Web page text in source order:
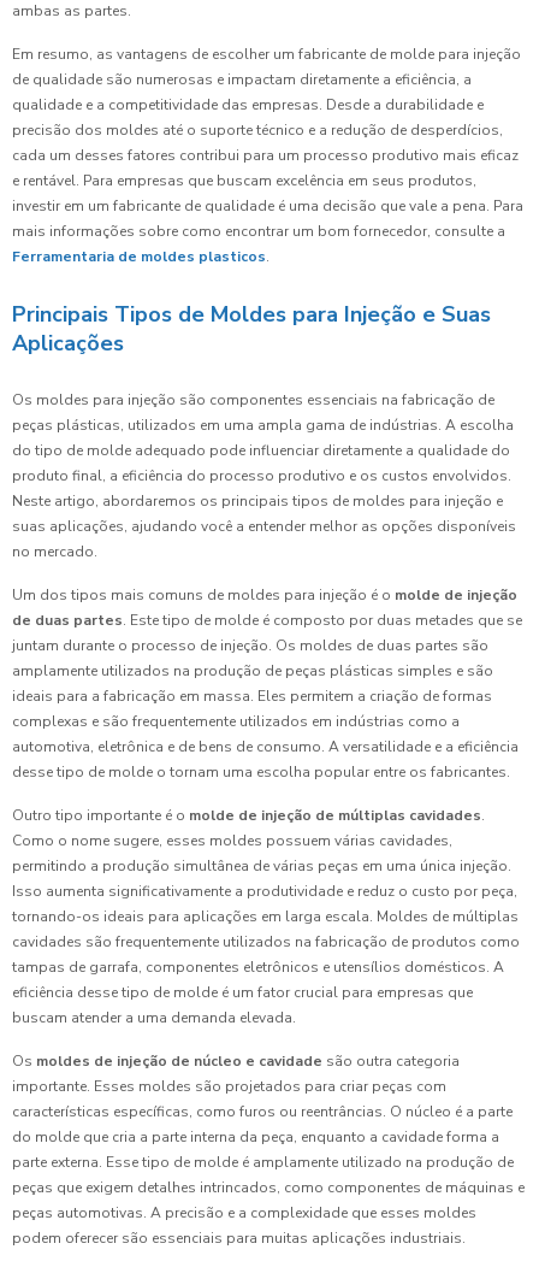
ambas as partes.
Em resumo, as vantagens de escolher um fabricante de molde para injeção
de qualidade são numerosas e impactam diretamente a eficiência, a
qualidade e a competitividade das empresas. Desde a durabilidade e
precisão dos moldes até o suporte técnico e a redução de desperdícios,
cada um desses fatores contribui para um processo produtivo mais eficaz
e rentável. Para empresas que buscam excelência em seus produtos,
investir em um fabricante de qualidade é uma decisão que vale a pena. Para
mais informações sobre como encontrar um bom fornecedor, consulte a
Ferramentaria de moldes plasticos.
Principais Tipos de Moldes para Injeção e Suas
Aplicações
Os moldes para injeção são componentes essenciais na fabricação de
peças plásticas, utilizados em uma ampla gama de indústrias. A escolha
do tipo de molde adequado pode influenciar diretamente a qualidade do
produto final, a eficiência do processo produtivo e os custos envolvidos.
Neste artigo, abordaremos os principais tipos de moldes para injeção e
suas aplicações, ajudando você a entender melhor as opções disponíveis
no mercado.
Um dos tipos mais comuns de moldes para injeção é o molde de injeção
de duas partes. Este tipo de molde é composto por duas metades que se
juntam durante o processo de injeção. Os moldes de duas partes são
amplamente utilizados na produção de peças plásticas simples e são
ideais para a fabricação em massa. Eles permitem a criação de formas
complexas e são frequentemente utilizados em indústrias como a
automotiva, eletrônica e de bens de consumo. A versatilidade e a eficiência
desse tipo de molde o tornam uma escolha popular entre os fabricantes.
Outro tipo importante é o molde de injeção de múltiplas cavidades.
Como o nome sugere, esses moldes possuem várias cavidades,
permitindo a produção simultânea de várias peças em uma única injeção.
Isso aumenta significativamente a produtividade e reduz o custo por peça,
tornando-os ideais para aplicações em larga escala. Moldes de múltiplas
cavidades são frequentemente utilizados na fabricação de produtos como
tampas de garrafa, componentes eletrônicos e utensílios domésticos. A
eficiência desse tipo de molde é um fator crucial para empresas que
buscam atender a uma demanda elevada.
Os moldes de injeção de núcleo e cavidade são outra categoria
importante. Esses moldes são projetados para criar peças com
características específicas, como furos ou reentrâncias. O núcleo é a parte
do molde que cria a parte interna da peça, enquanto a cavidade forma a
parte externa. Esse tipo de molde é amplamente utilizado na produção de
peças que exigem detalhes intrincados, como componentes de máquinas e
peças automotivas. A precisão e a complexidade que esses moldes
podem oferecer são essenciais para muitas aplicações industriais.